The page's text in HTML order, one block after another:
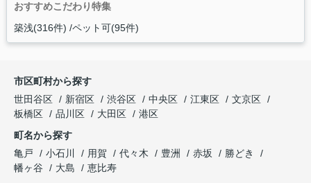
おすすめこだわり特集
築浅(316件) ペット可(95件)
市区町村から探す
世田谷区
新宿区 渋谷区 中央区 江東区
文京区
板橋区
品川区 大田区
港区
町名から探す
亀戸
小石川 用賀 代々木 豊洲 赤坂
勝どき
幡ヶ谷
大島
恵比寿